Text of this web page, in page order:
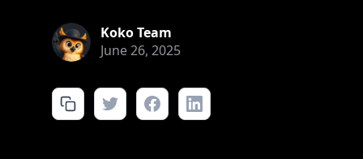
Koko Team
June 26, 2025